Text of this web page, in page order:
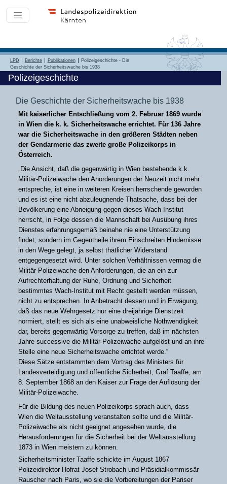
LPD Berichte Publikationen
Polizeigeschichte - Die
Geschichte der Sicherheitswache bis 1938
Polizeigeschichte
Die Geschichte der Sicherheitswache bis 1938
Mit kaiserlicher Entschließung vom 2. Februar 1869 wurde
in Wien die k. k. Sicherheitswache errichtet. Für 136 Jahre
war die Sicherheitswache in den größeren Städten neben
der Gendarmerie das zweite große Polizeikorps in
Österreich.
„Die Ansicht, daß die gegenwärtig in Wien bestehende k.k.
Militär-Polizeiwache den Anorderungen der Neuzeit nicht mehr
entspreche, ist eine in weiteren Kreisen herrschende geworden
und es ist eine nicht abzuleugnende Thatsache, dass bei der
Bevölkerung eine Abneigung gegen dieses Wach-Institut
herrscht, in Folge dessen die Mannschaft bei Ausübung ihres
Dienstes erfahrungsgemäß beinahe nie eine Unterstützung
findet, sondern im Gegentheile ihrem Einschreiten Hindernisse
in den Wege gelegt, ja selbst thätlicher Widerstand
entgegengesetzt wird. Unter solchen Verhältnissen vermag die
Militär-Polizeiwache den Anforderungen, die an ein zur
Aufrechterhaltung der Ruhe, Ordnung und Sicherheit
bestimmtes Wach-Institut mit Recht gestellt werden müssen,
nicht zu entsprechen. In Anbetracht dessen und in Erwägung,
daß das neue Wehrgesetz nur eine dreijährige Dienstzeit
normiert, stellt es sich als eine unabweisliche Nothwendigkeit
dar, bereits gegenwärtig Vorsorge zu treffen, daß im nächsten
Jahre successive die Militär-Polizeiwache aufgelöst und an ihre
Stelle eine neue Sicherheitswache errichtet werde.“
Diese Sätze entstammten dem Vortrag des Ministers für
Landesverteidigung und öffentliche Sicherheit, Graf Taaffe, am
8. September 1868 an den Kaiser zur Frage der Auflösung der
Militär-Polizeiwache.
Für die Bildung des neuen Polizeikorps sprach auch, dass
Wien die Weltausstellung veranstalten sollte und die Militär-
Polizeiwache als nicht geeignet angesehen wurde, die
Herausforderungen für die Sicherheit bei der Weltausstellung
1873 in Wien meistern zu können.
Sicherheitsminister Taaffe schickte im August 1867
Polizeidirektor Hofrat Josef Strobach und Präsidialkommissär
Rauscher nach Paris, wo sie die Vorbereitungen der Pariser